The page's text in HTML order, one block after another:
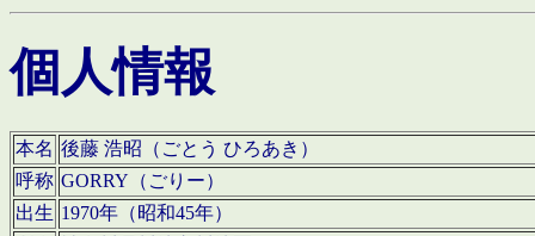
個人情報
本名 後藤 浩昭（ごとう ひろあき）
呼称 GORRY（ごりー）
出生 1970年（昭和45年）